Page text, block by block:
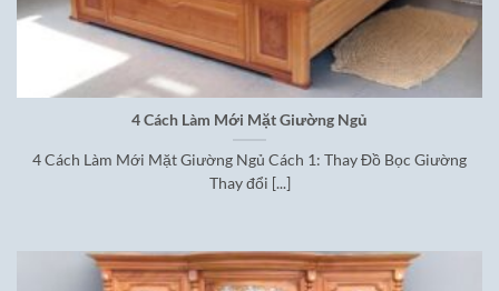
4 Cách Làm Mới Mặt Giường Ngủ
4 Cách Làm Mới Mặt Giường Ngủ Cách 1: Thay Đồ Bọc Giường
Thay đổi [...]